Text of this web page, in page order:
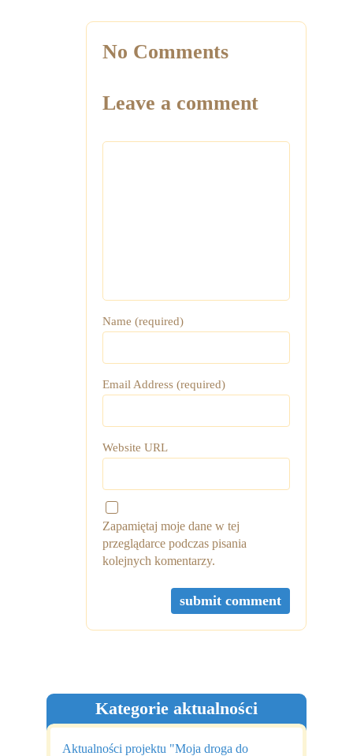
No Comments
Leave a comment
Name (required)
Email Address (required)
Website URL
Zapamiętaj moje dane w tej
przeglądarce podczas pisania
kolejnych komentarzy.
Kategorie aktualności
Aktualności projektu "Moja droga do